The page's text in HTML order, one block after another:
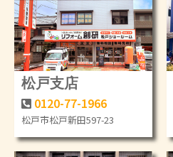
松戸支店
0120-77-1966
松戸市松戸新田597-23